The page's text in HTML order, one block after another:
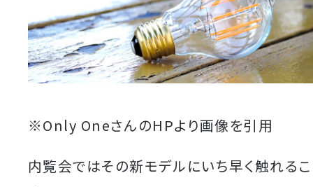
※Only OneさんのHPより画像を引用
内覧会ではその新モデルにいち早く触れる